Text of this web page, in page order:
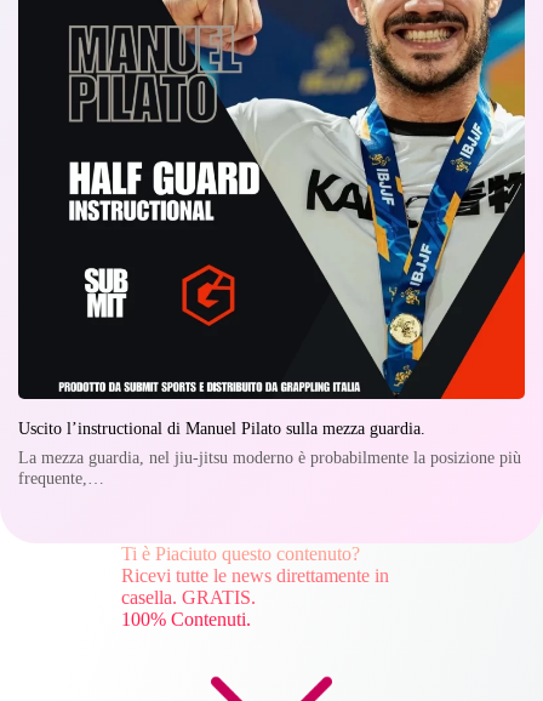
Uscito l’instructional di Manuel Pilato sulla mezza guardia.
La mezza guardia, nel jiu-jitsu moderno è probabilmente la posizione più
frequente,…
Ti è Piaciuto questo contenuto?
Ricevi tutte le news direttamente in
casella. GRATIS.
100% Contenuti.